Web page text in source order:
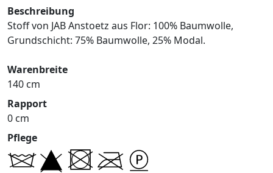
Beschreibung
Stoff von JAB Anstoetz aus Flor: 100% Baumwolle,
Grundschicht: 75% Baumwolle, 25% Modal.
Warenbreite
140 cm
Rapport
0 cm
Pflege